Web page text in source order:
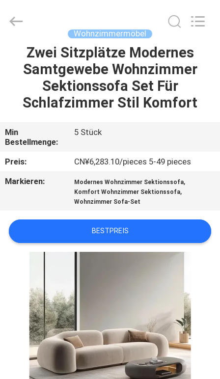
STARTSEITE
PRODUKTE
VR
SHOW
FABRIK
KONTAKT
NACHRICHTEN
ALLE
FÄLLE
Ltd..
Wohnzimmermöbel
Zwei Sitzplätze Modernes
Samtgewebe Wohnzimmer
Sektionssofa Set Für
Schlafzimmer Stil Komfort
Min
Bestellmenge:
5 Stück
Preis:
CN¥6,283.10/pieces 5-49 pieces
Markieren:
Modernes Wohnzimmer Sektionssofa,
Komfort Wohnzimmer Sektionssofa,
Wohnzimmer Sofa-Set
BESTPREIS